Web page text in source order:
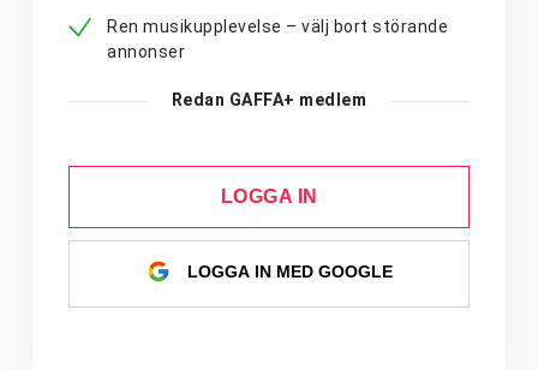
Ren musikupplevelse – välj bort störande
annonser
Redan GAFFA+ medlem
LOGGA IN
LOGGA IN MED GOOGLE